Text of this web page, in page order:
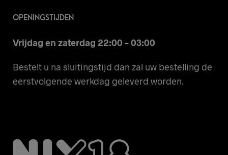
OPENINGSTIJDEN
Vrijdag en zaterdag 22:00 – 03:00
Bestelt u na sluitingstijd dan zal uw bestelling de
eerstvolgende werkdag geleverd worden.